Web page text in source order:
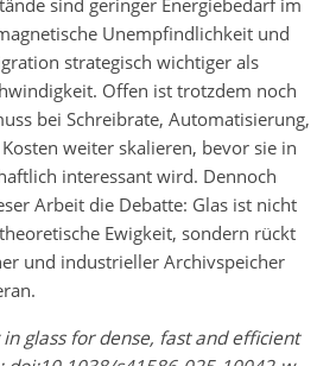
sind geringer Energiebedarf im
Unempfindlichkeit und
strategisch wichtiger als
Offen ist trotzdem noch
bei Schreibrate, Automatisierung,
weiter skalieren, bevor sie in
interessant wird. Dennoch
Arbeit die Debatte: Glas ist nicht
Ewigkeit, sondern rückt
und industrieller Archivspeicher
glass for dense, fast and efficient